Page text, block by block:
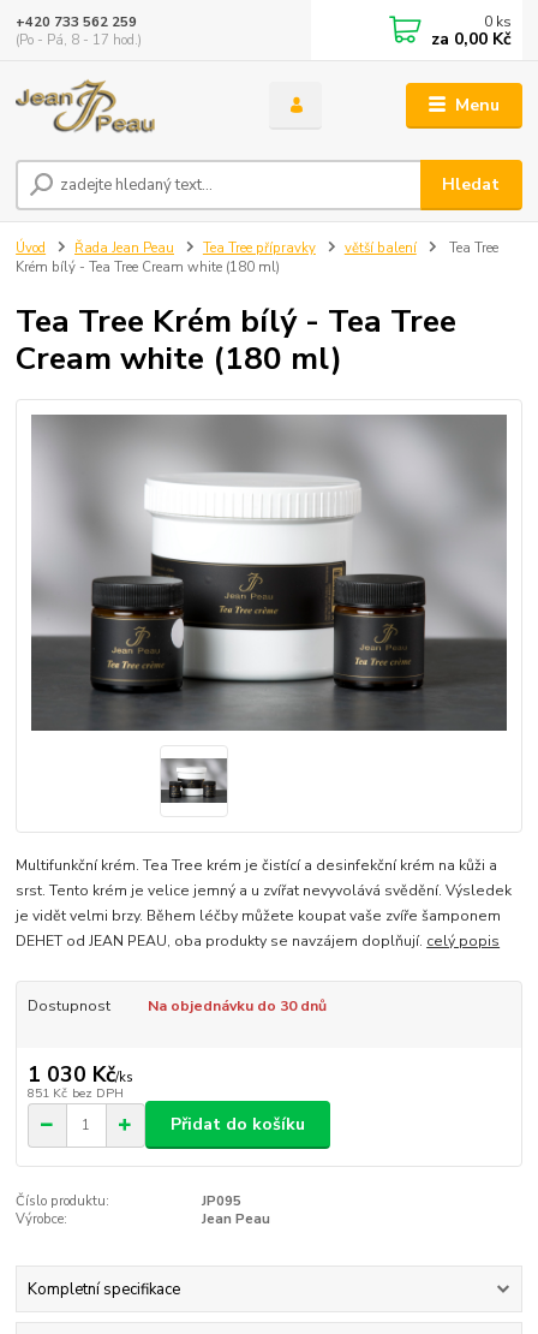
Menu
Hledat
+420 733 562 259
(Po - Pá, 8 - 17 hod.)
0 ks
za 0,00 Kč
Úvod Řada Jean Peau Tea Tree přípravky větší balení
Tea Tree
Krém bílý - Tea Tree Cream white (180 ml)
Tea Tree Krém bílý - Tea Tree
Cream white (180 ml)
Multifunkční krém. Tea Tree krém je čistící a desinfekční krém na kůži a
srst. Tento krém je velice jemný a u zvířat nevyvolává svědění. Výsledek
je vidět velmi brzy. Během léčby můžete koupat vaše zvíře šamponem
DEHET od JEAN PEAU, oba produkty se navzájem doplňují. celý popis
Dostupnost Na objednávku do 30 dnů
1 030 Kč/ks
851 Kč bez DPH
Přidat do košíku
Číslo produktu:
JP095
Výrobce:
Jean Peau
Kompletní specifikace